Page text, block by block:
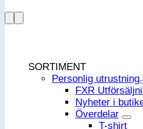
SORTIMENT
Personlig utrustning
FXR
Nyheter i
Överdelar
T-shirt